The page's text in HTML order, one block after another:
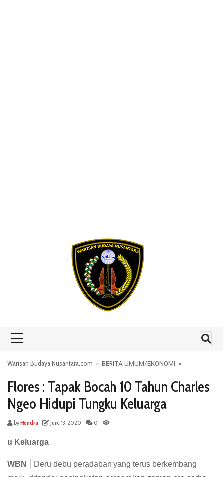
Warisan Budaya Nusantara.com » BERITA UMUM/EKONOMI »
Flores : Tapak Bocah 10 Tahun Charles
Ngeo Hidupi Tungku Keluarga
byHendra June 13, 2020 0
u Keluarga
WBN
│Deru debu peradaban yang terus berkembang